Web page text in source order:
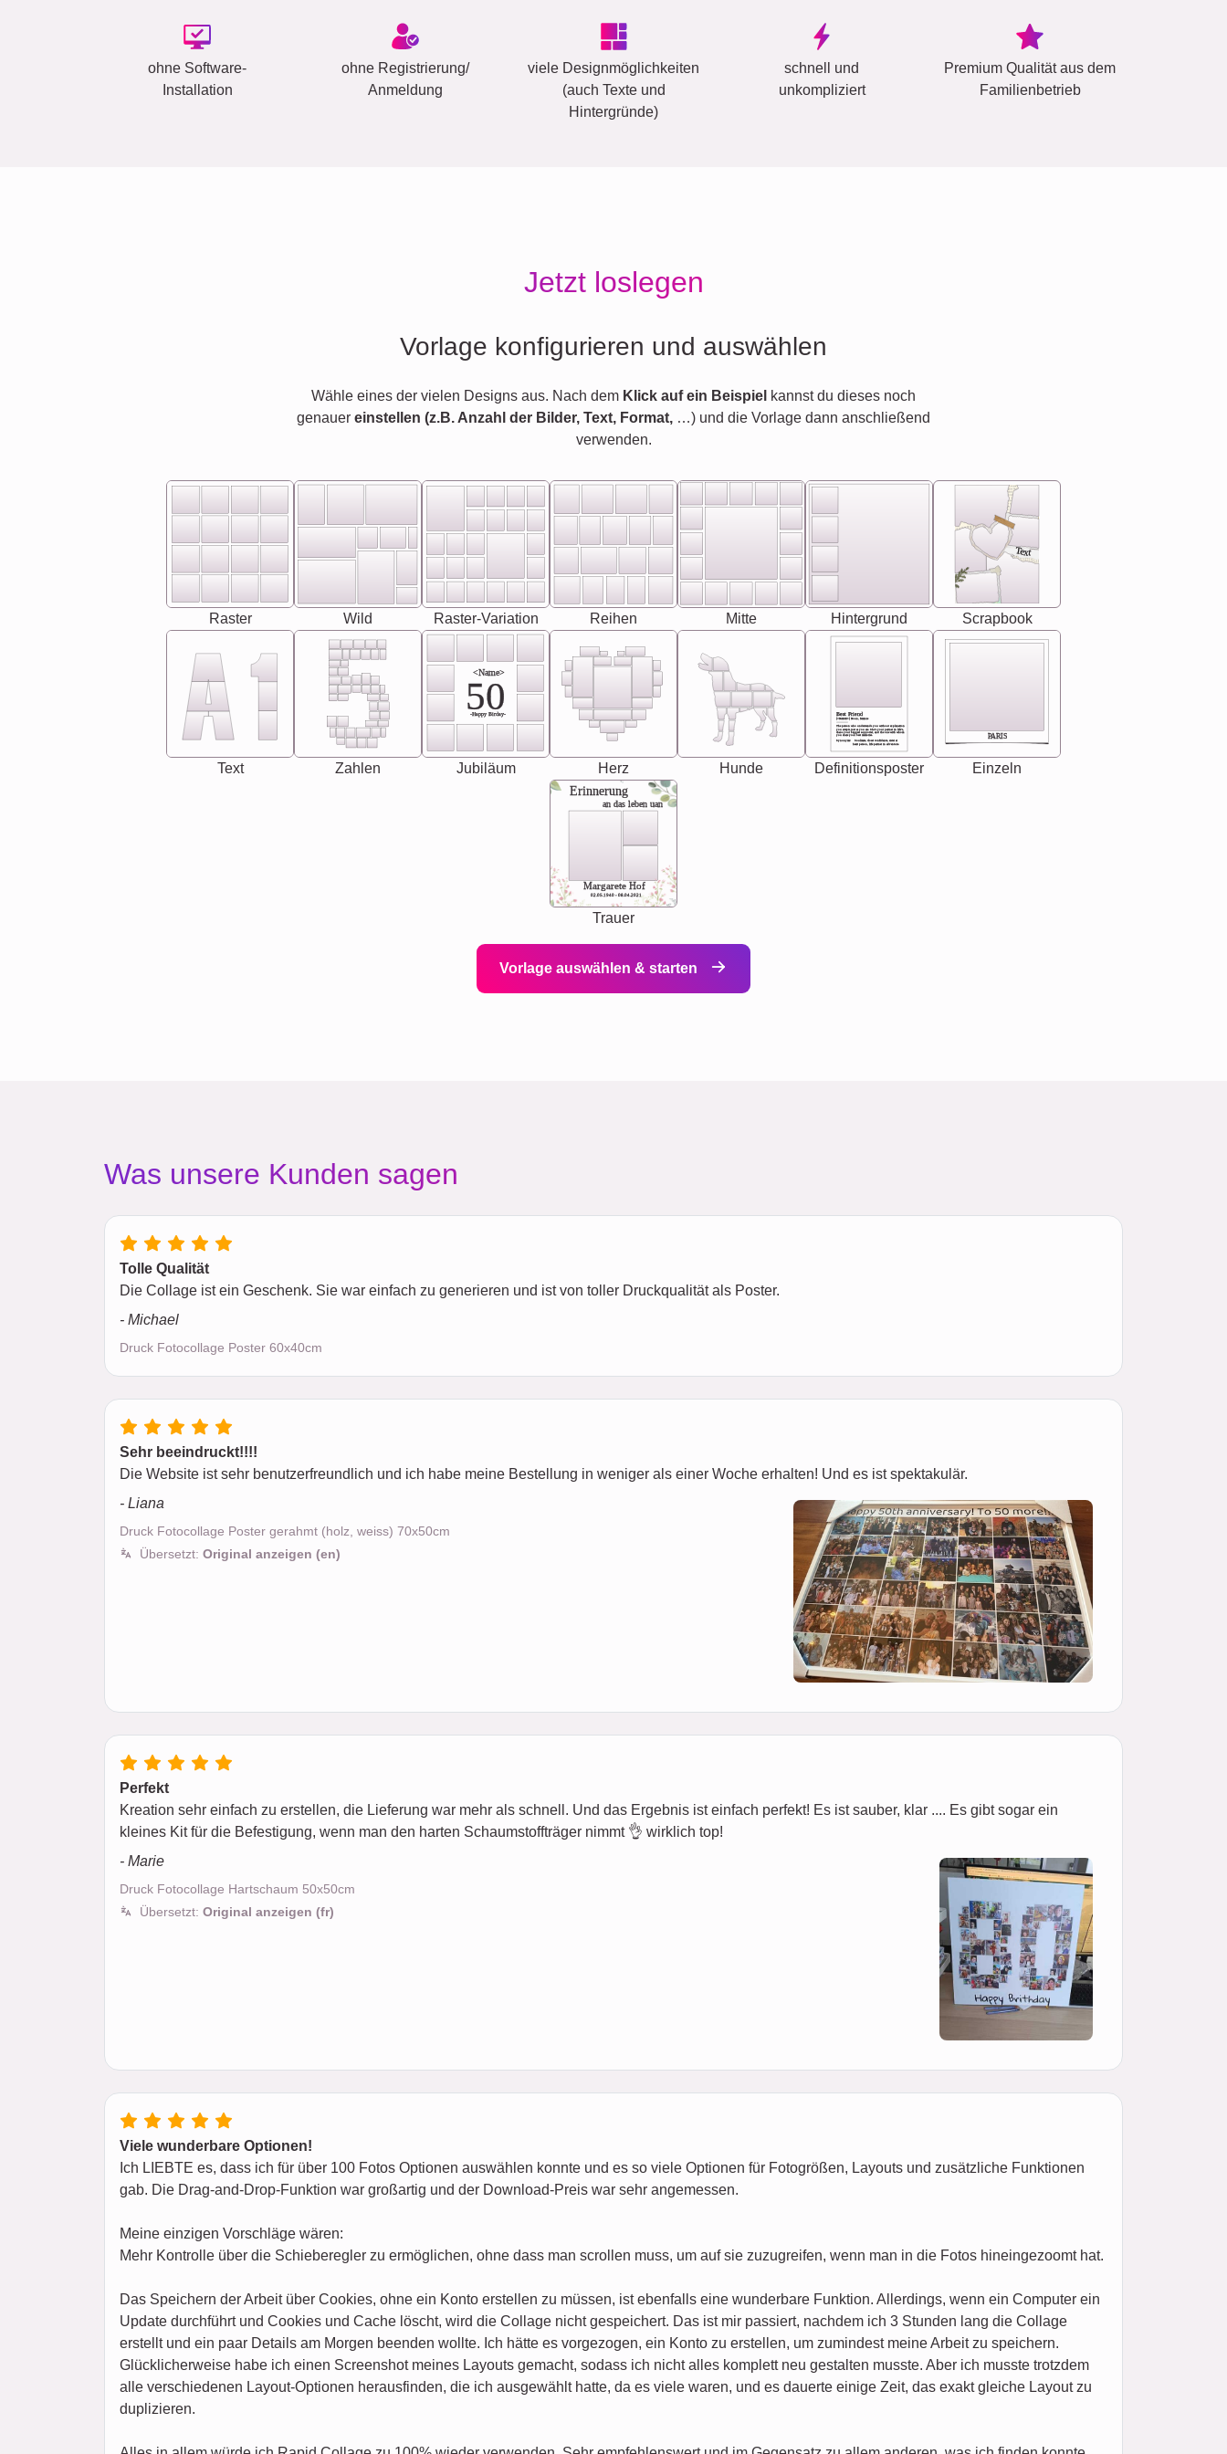
ohne Software-
Installation
ohne Registrierung/
Anmeldung
viele Designmöglichkeiten
(auch Texte und
Hintergründe)
schnell und
unkompliziert
Premium Qualität aus dem
Familienbetrieb
Jetzt loslegen
Vorlage konfigurieren und auswählen
Wähle eines der vielen Designs aus. Nach dem Klick auf ein Beispiel kannst du dieses noch
genauer einstellen (z.B. Anzahl der Bilder, Text, Format, …) und die Vorlage dann anschließend
verwenden.
Raster Wild Raster-Variation Reihen Mitte Hintergrund
Text
Scrapbook
Text Zahlen
<Name>
50
-Happy Birday-
Jubiläum Herz Hunde
Best Friend
[<NAME>] Noun, feminie
Synonyms: Soulmate, closet confidante, sister at
heart person, life partner in adventure.
The person who understands you without explanation
you accepts just as you are. She's your partner in life's,
chaos your biggest supporter, and the one with whom
you share your best memories.
Definitionsposter
PARIS
Einzeln
Erinnerung
an das leben uan
Margarete Hof
02.05.1940 - 08.04.2021
Trauer
Vorlage auswählen & starten
Was unsere Kunden sagen
Tolle Qualität
Die Collage ist ein Geschenk. Sie war einfach zu generieren und ist von toller Druckqualität als Poster.
- Michael
Druck Fotocollage Poster 60x40cm
Sehr beeindruckt!!!!
Die Website ist sehr benutzerfreundlich und ich habe meine Bestellung in weniger als einer Woche erhalten! Und es ist spektakulär.
- Liana
Druck Fotocollage Poster gerahmt (holz, weiss) 70x50cm
Übersetzt: Original anzeigen (en)
Perfekt
Kreation sehr einfach zu erstellen, die Lieferung war mehr als schnell. Und das Ergebnis ist einfach perfekt! Es ist sauber, klar .... Es gibt sogar ein
kleines Kit für die Befestigung, wenn man den harten Schaumstoffträger nimmt 👌 wirklich top!
- Marie
Druck Fotocollage Hartschaum 50x50cm
Übersetzt: Original anzeigen (fr)
Viele wunderbare Optionen!
Ich LIEBTE es, dass ich für über 100 Fotos Optionen auswählen konnte und es so viele Optionen für Fotogrößen, Layouts und zusätzliche Funktionen
gab. Die Drag-and-Drop-Funktion war großartig und der Download-Preis war sehr angemessen.
Meine einzigen Vorschläge wären:
Mehr Kontrolle über die Schieberegler zu ermöglichen, ohne dass man scrollen muss, um auf sie zuzugreifen, wenn man in die Fotos hineingezoomt hat.
Das Speichern der Arbeit über Cookies, ohne ein Konto erstellen zu müssen, ist ebenfalls eine wunderbare Funktion. Allerdings, wenn ein Computer ein
Update durchführt und Cookies und Cache löscht, wird die Collage nicht gespeichert. Das ist mir passiert, nachdem ich 3 Stunden lang die Collage
erstellt und ein paar Details am Morgen beenden wollte. Ich hätte es vorgezogen, ein Konto zu erstellen, um zumindest meine Arbeit zu speichern.
Glücklicherweise habe ich einen Screenshot meines Layouts gemacht, sodass ich nicht alles komplett neu gestalten musste. Aber ich musste trotzdem
alle verschiedenen Layout-Optionen herausfinden, die ich ausgewählt hatte, da es viele waren, und es dauerte einige Zeit, das exakt gleiche Layout zu
duplizieren.